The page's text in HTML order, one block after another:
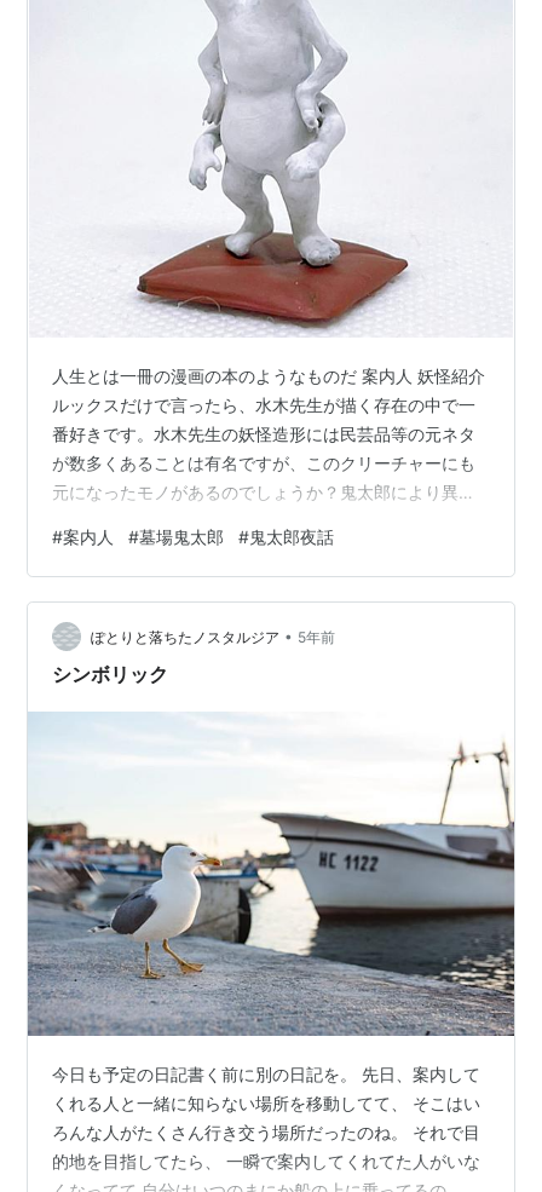
人生とは一冊の漫画の本のようなものだ 案内人 妖怪紹介
ルックスだけで言ったら、水木先生が描く存在の中で一
番好きです。水木先生の妖怪造形には民芸品等の元ネタ
が数多くあることは有名ですが、このクリーチャーにも
元になったモノがあるのでしょうか？鬼太郎により異界
太郎」の紹介サイトで「案内人」と呼ばれていることを
知りました。 墓場鬼太郎 (1) (水木しげる貸本漫画傑作選)
作者:水木 しげる 朝日ソノラマ Amazon 制作過程 案内人
製作工程 素材顔（？）と足は、大百怪「あまめはぎ」の
両足から、手の一つは大百怪「セコ」、他の手首もなに
#案内人 #墓場鬼太郎 #鬼太郎夜話
ぽとりと落ちたノスタルジア • 5年前
シンボリック
今日も予定の日記書く前に別の日記を。 先日、案内して
くれる人と一緒に知らない場所を移動してて、 そこはい
ろんな人がたくさん行き交う場所だったのね。 それで目
的地を目指してたら、 一瞬で案内してくれてた人がいな